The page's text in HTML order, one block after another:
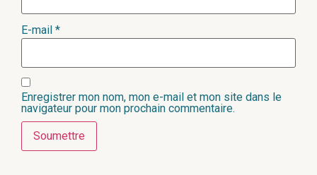
E-mail *
Enregistrer mon nom, mon e-mail et mon site dans le
navigateur pour mon prochain commentaire.